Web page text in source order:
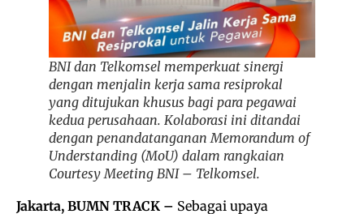
BNI dan Telkomsel memperkuat sinergi
dengan menjalin kerja sama resiprokal
yang ditujukan khusus bagi para pegawai
kedua perusahaan. Kolaborasi ini ditandai
dengan penandatanganan Memorandum of
Understanding (MoU) dalam rangkaian
Courtesy Meeting BNI – Telkomsel.
Jakarta, BUMN TRACK – Sebagai upaya